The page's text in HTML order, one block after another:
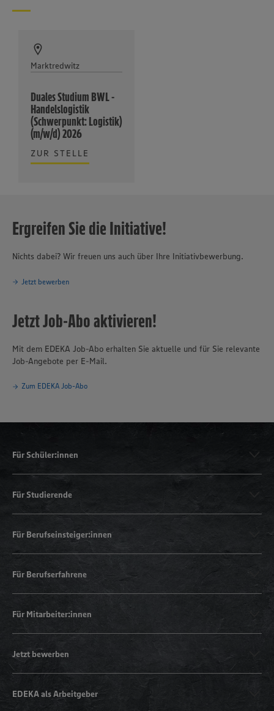
Marktredwitz
Duales Studium BWL -
Handelslogistik
(Schwerpunkt: Logistik)
(m/w/d) 2026
ZUR STELLE
Ergreifen Sie die Initiative!
Nichts dabei? Wir freuen uns auch über Ihre Initiativbewerbung.
Jetzt bewerben
Jetzt Job-Abo aktivieren!
Mit dem EDEKA Job-Abo erhalten Sie aktuelle und für Sie relevante
Job-Angebote per E-Mail.
Zum EDEKA Job-Abo
Für Schüler:innen
Für Studierende
Für Berufseinsteiger:innen
Für Berufserfahrene
Für Mitarbeiter:innen
Jetzt bewerben
EDEKA als Arbeitgeber